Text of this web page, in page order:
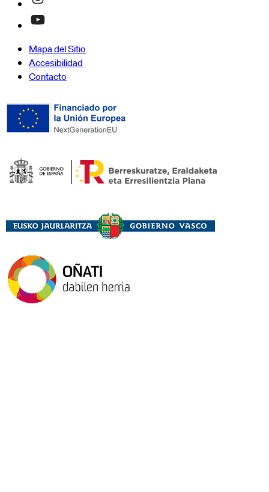
Mapa del Sitio
Accesibilidad
Contacto